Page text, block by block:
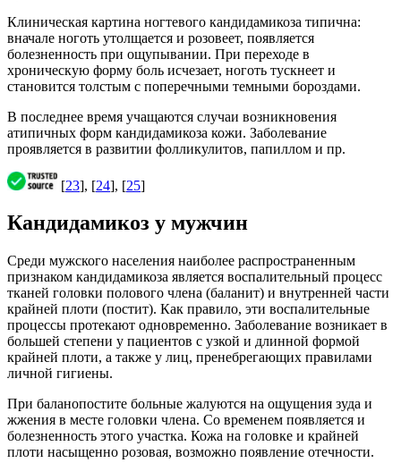
Клиническая картина ногтевого кандидамикоза типична:
вначале ноготь утолщается и розовеет, появляется
болезненность при ощупывании. При переходе в
хроническую форму боль исчезает, ноготь тускнеет и
становится толстым с поперечными темными бороздами.
В последнее время учащаются случаи возникновения
атипичных форм кандидамикоза кожи. Заболевание
проявляется в развитии фолликулитов, папиллом и пр.
[23], [24], [25]
Кандидамикоз у мужчин
Среди мужского населения наиболее распространенным
признаком кандидамикоза является воспалительный процесс
тканей головки полового члена (баланит) и внутренней части
крайней плоти (постит). Как правило, эти воспалительные
процессы протекают одновременно. Заболевание возникает в
большей степени у пациентов с узкой и длинной формой
крайней плоти, а также у лиц, пренебрегающих правилами
личной гигиены.
При баланопостите больные жалуются на ощущения зуда и
жжения в месте головки члена. Со временем появляется и
болезненность этого участка. Кожа на головке и крайней
плоти насыщенно розовая, возможно появление отечности.